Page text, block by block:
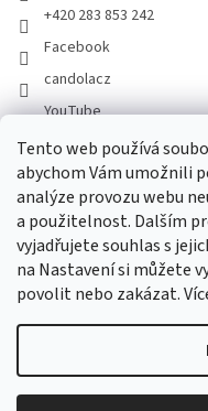
Tento web používá
abychom Vám umožnili
analýze provozu webu
a použitelnost. Dalším
vyjadřujete souhlas s
na Nastavení si můžete
povolit nebo zakázat.
+420 283 853 242
Facebook
candolacz
YouTube
Přijímáme online
Copyright 2026GASTRO